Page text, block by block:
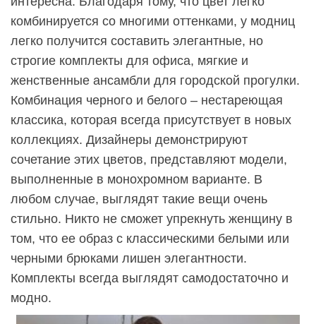
комбинируется со многими оттенками, у модниц
легко получится составить элегантные, но
строгие комплекты для офиса, мягкие и
женственные ансамбли для городской прогулки.
Комбинация черного и белого – нестареющая
классика, которая всегда присутствует в новых
коллекциях. Дизайнеры демонстрируют
сочетание этих цветов, представляют модели,
выполненные в монохромном варианте. В
любом случае, выглядят такие вещи очень
стильно. Никто не сможет упрекнуть женщину в
том, что ее образ с классическими белыми или
черными брюками лишен элегантности.
Комплекты всегда выглядят самодостаточно и
модно.